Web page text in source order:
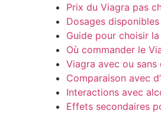
Prix du Viagra pas
Dosages disponibles
Guide pour choisir
Où commander le
Viagra avec ou sans
Comparaison avec
Interactions avec
Effets secondaires